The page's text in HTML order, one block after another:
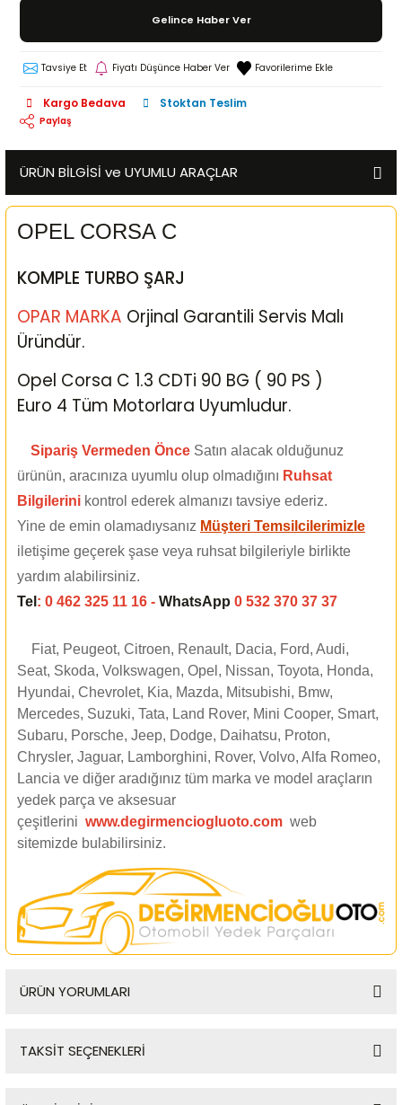
Gelince Haber Ver
Tavsiye Et Fiyatı Düşünce Haber Ver
Kargo Bedava Stoktan Teslim
Paylaş
ÜRÜN BİLGİSİ ve UYUMLU ARAÇLAR
OPEL CORSA C
KOMPLE TURBO ŞARJ
OPAR MARKA Orjinal Garantili Servis Malı
Üründür.
Opel Corsa C 1.3 CDTi 90 BG ( 90 PS )
Euro 4 Tüm Motorlara Uyumludur.
Sipariş Vermeden Önce Satın alacak olduğunuz
ürünün, aracınıza uyumlu olup olmadığını Ruhsat
Bilgilerini kontrol ederek almanızı tavsiye ederiz.
Yine de emin olamadıysanız Müşteri Temsilcilerimizle
iletişime geçerek şase veya ruhsat bilgileriyle birlikte
yardım alabilirsiniz.
Tel : 0 462 325 11 16 - WhatsApp 0 532 370 37 37
Fiat, Peugeot, Citroen, Renault, Dacia, Ford, Audi,
Seat, Skoda, Volkswagen, Opel, Nissan, Toyota, Honda,
Hyundai, Chevrolet, Kia, Mazda, Mitsubishi, Bmw,
Mercedes, Suzuki, Tata, Land Rover, Mini Cooper, Smart,
Subaru, Porsche, Jeep, Dodge, Daihatsu, Proton,
Chrysler, Jaguar, Lamborghini, Rover, Volvo, Alfa Romeo,
Lancia ve diğer aradığınız tüm marka ve model araçların
yedek parça ve aksesuar
çeşitlerini www.degirmenciogluoto.com web
sitemizde bulabilirsiniz.
ÜRÜN YORUMLARI
TAKSİT SEÇENEKLERİ